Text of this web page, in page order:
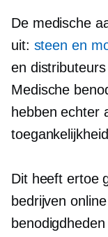
De medische
uit: steen en
en
Medische
hebben echter
Dit heeft ertoe
bedrijven